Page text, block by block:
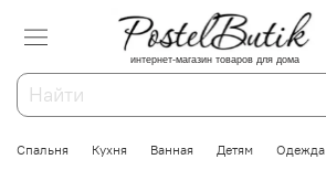
интернет-магазин товаров для дома
Спальня Кухня Ванная Детям Одежда